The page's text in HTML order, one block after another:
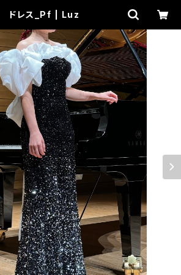
ドレス_Pf | Luz